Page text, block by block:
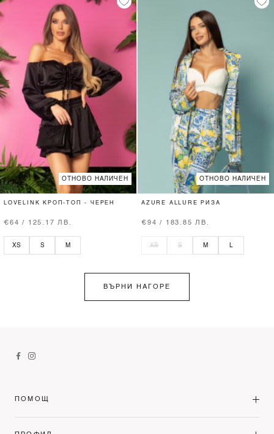
ОТНОВО НАЛИЧЕН
LOVELINK КРОП-ТОП - ЧЕРЕН
€64 / 125.17 ЛВ.
XS S M
ОТНОВО НАЛИЧЕН
AZURE ALLURE РИЗА
€94 / 183.85 ЛВ.
XS S M
ВЪРНИ НАГОРЕ
ПОМОЩ